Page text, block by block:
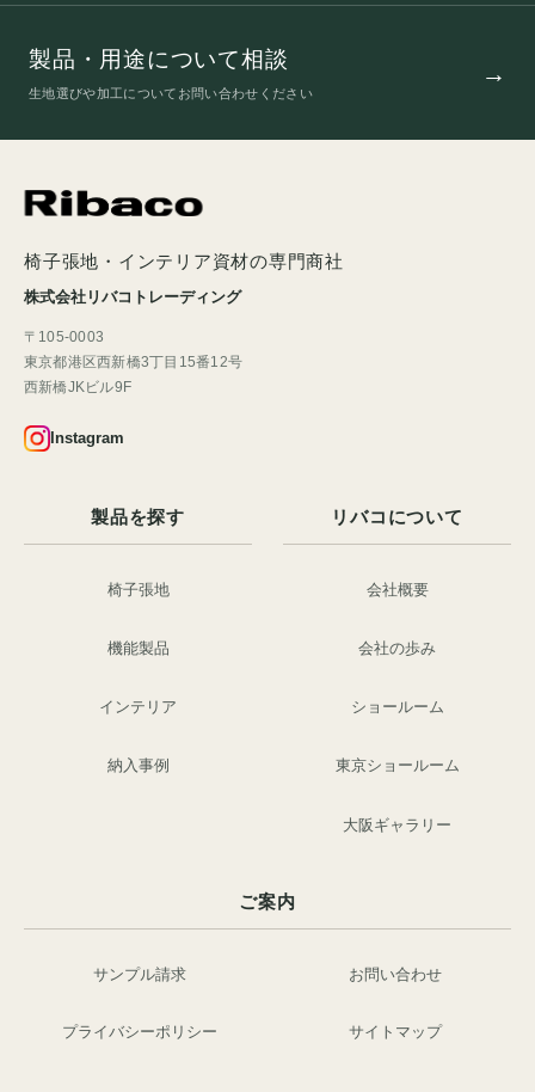
製品・用途について相談
生地選びや加工についてお問い合わせください
椅子張地・インテリア資材の専門商社
株式会社リバコトレーディング
〒105-0003
東京都港区西新橋3丁目15番12号
西新橋JKビル9F
Instagram
製品を探す
椅子張地
機能製品
インテリア
納入事例
リバコについて
会社概要
会社の歩み
ショールーム
東京ショールーム
大阪ギャラリー
ご案内
サンプル請求 お問い合わせ
プライバシーポリシー サイトマップ